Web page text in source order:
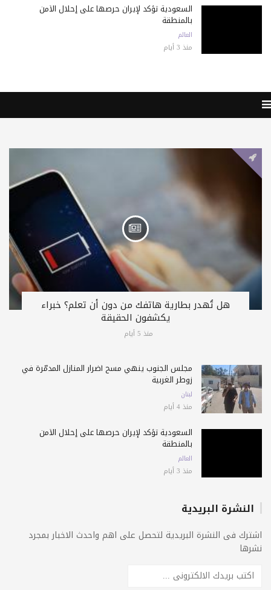
السعودية تؤكد لإيران حرصها على إحلال الأمن
بالمنطقة
العالم
منذ 3 أيام
هل تُهدر بطارية هاتفك من دون أن تعلم؟ خبراء
يكشفون الحقيقة
منذ 5 أيام
مجلس الجنوب ينهي مسح أضرار المنازل المدمّرة في
زوطر الغربية
لبنان
منذ 4 أيام
السعودية تؤكد لإيران حرصها على إحلال الأمن
بالمنطقة
العالم
منذ 3 أيام
النشرة البريدية
اشترك فى النشرة البريدية لتحصل على اهم واحدث الاخبار بمجرد
نشرها